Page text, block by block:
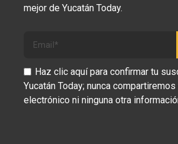
mejor de Yucatán Today.
Haz clic aquí para confirmar tu
Yucatán Today; nunca
electrónico ni ninguna otra